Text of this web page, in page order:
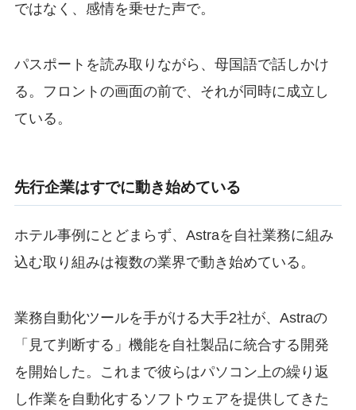
ではなく、感情を乗せた声で。
パスポートを読み取りながら、母国語で話しかけ
る。フロントの画面の前で、それが同時に成立し
ている。
先行企業はすでに動き始めている
ホテル事例にとどまらず、Astraを自社業務に組み
込む取り組みは複数の業界で動き始めている。
業務自動化ツールを手がける大手2社が、Astraの
「見て判断する」機能を自社製品に統合する開発
を開始した。これまで彼らはパソコン上の繰り返
し作業を自動化するソフトウェアを提供してきた